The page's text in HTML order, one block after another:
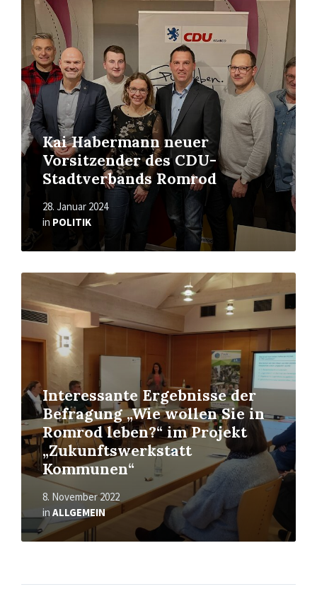
Kai Habermann neuer
Vorsitzender des CDU-
Stadtverbands Romrod
28. Januar 2024
in POLITIK
Interessante Ergebnisse der
Befragung „Wie wollen Sie in
Romrod leben?“ im Projekt
„Zukunftswerkstatt
Kommunen“
8. November 2022
in ALLGEMEIN
Read